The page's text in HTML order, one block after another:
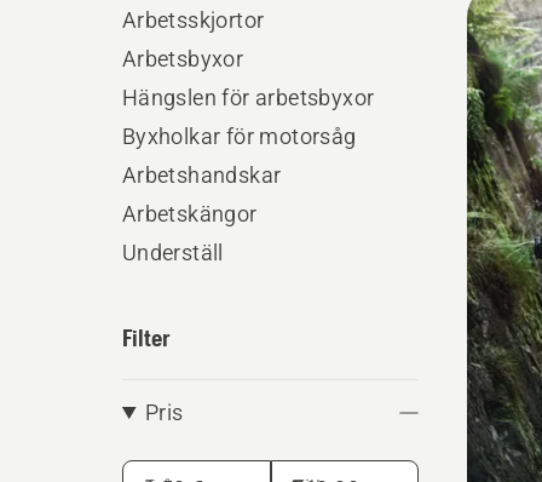
Arbetsskjortor
Arbetsbyxor
Hängslen för arbetsbyxor
Byxholkar för motorsåg
Arbetshandskar
Arbetskängor
Underställ
Filter
Pris